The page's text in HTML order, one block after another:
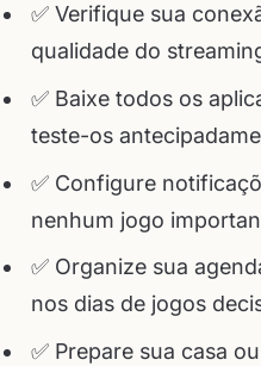
✅ Verifique sua
qualidade do
✅ Baixe todos os
teste-os
✅ Configure
nenhum jogo
✅ Organize sua
nos dias de jogos
✅ Prepare sua casa